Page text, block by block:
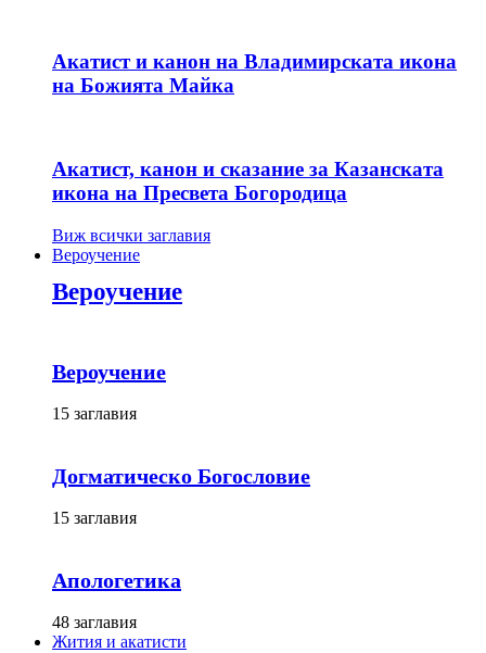
Акатист и канон на Владимирската икона
на Божията Майка
Акатист, канон и сказание за Казанската
икона на Пресвета Богородица
Виж всички заглавия
Вероучение
Вероучение
Вероучение
15 заглавия
Догматическо Богословие
15 заглавия
Апологетика
48 заглавия
Жития и акатисти